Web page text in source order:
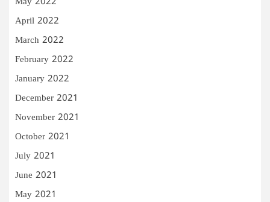
April 2022
March 2022
February 2022
January 2022
December 2021
November 2021
October 2021
July 2021
June 2021
May 2021